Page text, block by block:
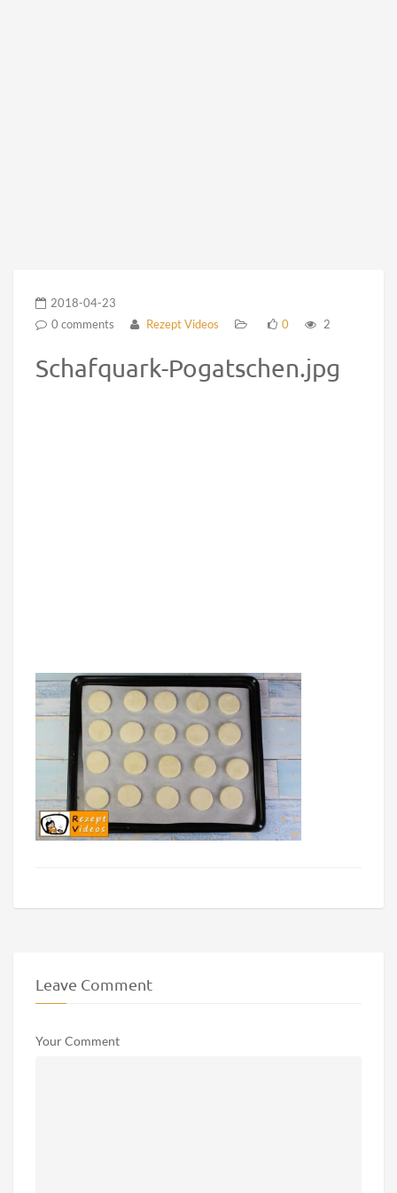
2018-04-23
0 comments
Rezept Videos 0 2
Schafquark-Pogatschen.jpg
Leave Comment
Your Comment